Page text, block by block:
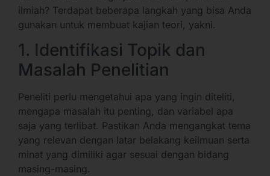
ilmiah? Terdapat beberapa langkah yang bisa Anda
gunakan untuk membuat kajian teori, yakni.
1. Identifikasi Topik dan
Masalah Penelitian
Peneliti perlu mengetahui apa yang ingin diteliti,
mengapa masalah itu penting, dan variabel apa
saja yang terlibat. Pastikan Anda mengangkat tema
yang relevan dengan latar belakang keilmuan serta
minat yang dimiliki agar sesuai dengan bidang
masing-masing.